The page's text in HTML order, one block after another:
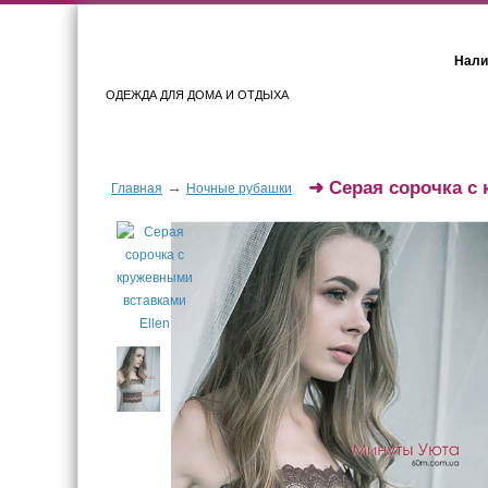
ОДЕЖДА ДЛЯ ДОМА И ОТДЫХА
Главная → Ночные рубашки ➜ Серая сорочка